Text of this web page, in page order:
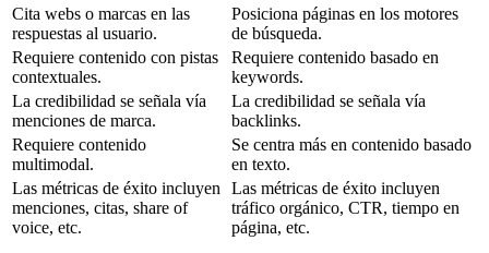
Cita webs o marcas en las
respuestas al usuario.
Posiciona páginas en los motores
de búsqueda.
Requiere contenido con pistas
contextuales.
Requiere contenido basado en
keywords.
La credibilidad se señala vía
menciones de marca.
La credibilidad se señala vía
backlinks.
Requiere contenido
multimodal.
Se centra más en contenido basado
en texto.
Las métricas de éxito incluyen
menciones, citas, share of
voice, etc.
Las métricas de éxito incluyen
tráfico orgánico, CTR, tiempo en
página, etc.